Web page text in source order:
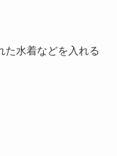
た水着などを入れる